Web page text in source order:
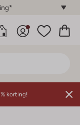
korting!